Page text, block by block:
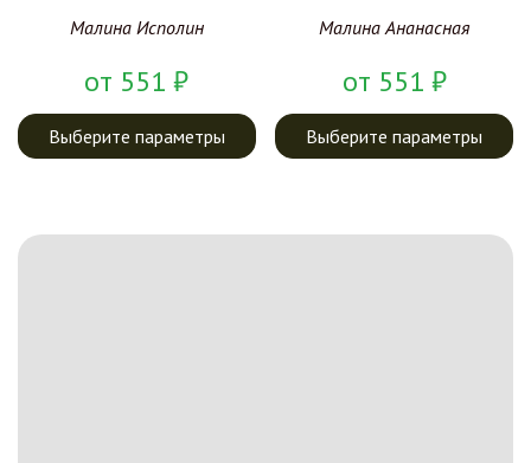
Малина Исполин
от 551₽
Выберите параметры
Малина Ананасная
от 551 ₽
Выберите параметры